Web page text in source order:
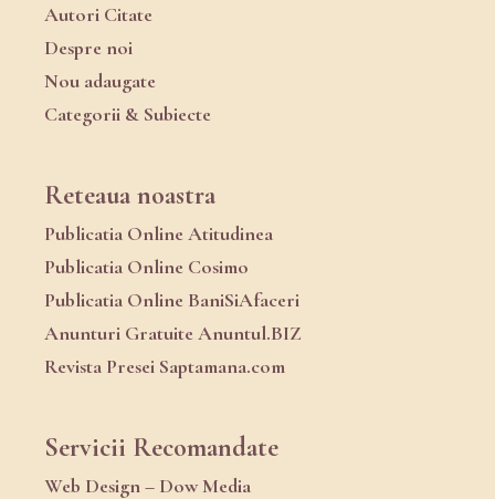
Autori Citate
Despre noi
Nou adaugate
Categorii & Subiecte
Reteaua noastra
Publicatia Online Atitudinea
Publicatia Online Cosimo
Publicatia Online BaniSiAfaceri
Anunturi Gratuite Anuntul.BIZ
Revista Presei Saptamana.com
Servicii Recomandate
Web Design – Dow Media